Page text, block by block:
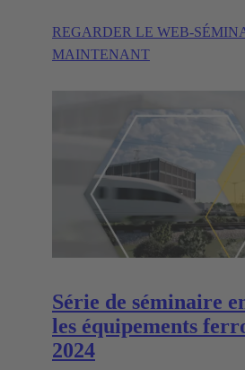
jumeaux numériques.
REGARDER LE WEB-
MAINTENANT
Série de séminaire
les équipements
2024